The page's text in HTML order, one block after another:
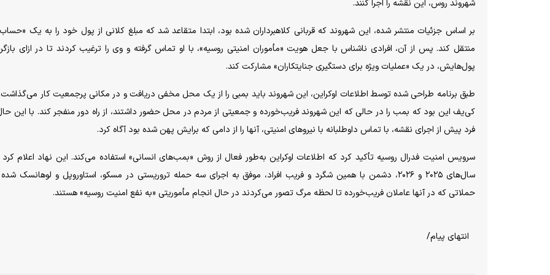
شهروند روس، این نقشه را اجرا کنند.
بر اساس جزئیات منتشر شده، این شهروند که قربانی کلاهبرداران شده بود، ابتدا متقاعد شد که مبلغ کلانی از پول خود را به یک
منتقل کند. پس از آن، افرادی ناشناس با جعل هویت «مأموران امنیتی روسیه»، با او تماس گرفته و وی را ترغیب کردند تا در ازای
پول‌هایش، در یک «عملیات ویژه برای دستگیری جنایتکاران» مشارکت کند.
طبق برنامه طراحی شده توسط اطلاعات اوکراین، این شهروند باید بمبی را از یک محل مخفی دریافت و در مکانی پرجمعیت کار
کی‌یف این بود که بمب را در حالی که این شهروند فریب‌خورده و جمعیتی از مردم در محل حضور داشتند، از راه دور منفجر کند. با این
فرد پیش از اجرای نقشه، با تماس داوطلبانه با نیرو‌های امنیتی، آنها را از دامی که برایش پهن شده بود آگاه کرد.
سرویس امنیت فدرال روسیه تأکید کرد که اطلاعات اوکراین به‌طور فعال از روش «بمب‌های انسانی» استفاده می‌کند. این نهاد اعلام
سال‌های ۲۰۲۵ و ۲۰۲۶، دشمن با همین شگرد و فریب افراد، موفق به اجرای سه حمله تروریستی در مسکو، استاوروپل و لوهانسک
حملاتی که در آنها عاملان فریب‌خورده تا لحظه مرگ تصور می‌کردند در حال انجام مأموریتی «به نفع امنیت روسیه» هستند.
انتهای پیام/